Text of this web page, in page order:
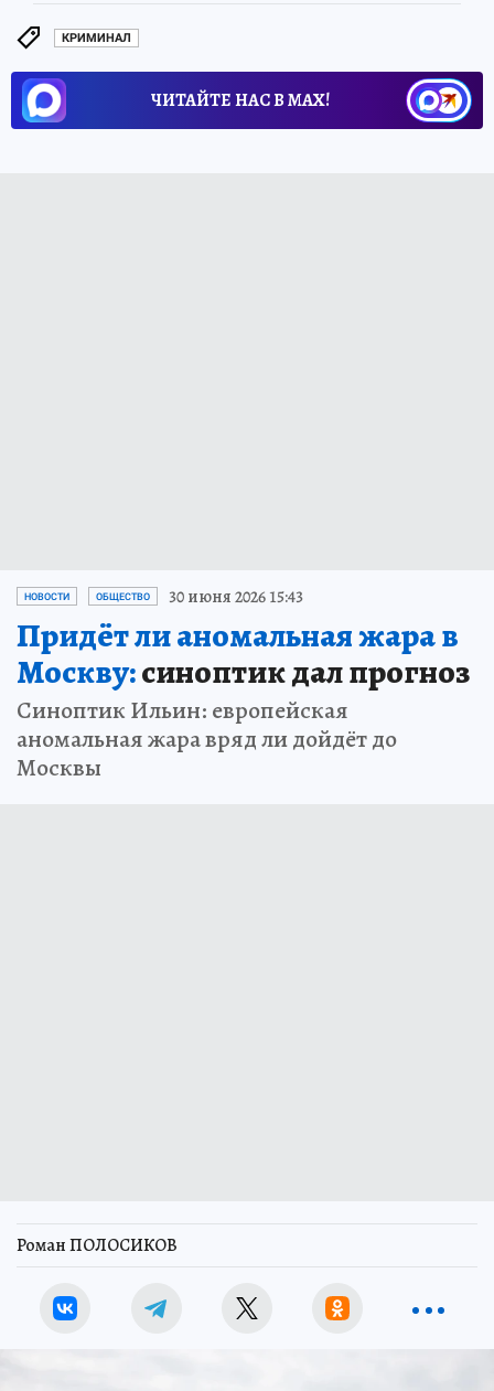
КРИМИНАЛ
ЧИТАЙТЕ НАС В МАХ!
НОВОСТИ ОБЩЕСТВО 30 июня 2026 15:43
Придёт ли аномальная жара в
Москву:синоптик дал прогноз
Синоптик Ильин: европейская
аномальная жара вряд ли дойдёт до
Москвы
Роман ПОЛОСИКОВ